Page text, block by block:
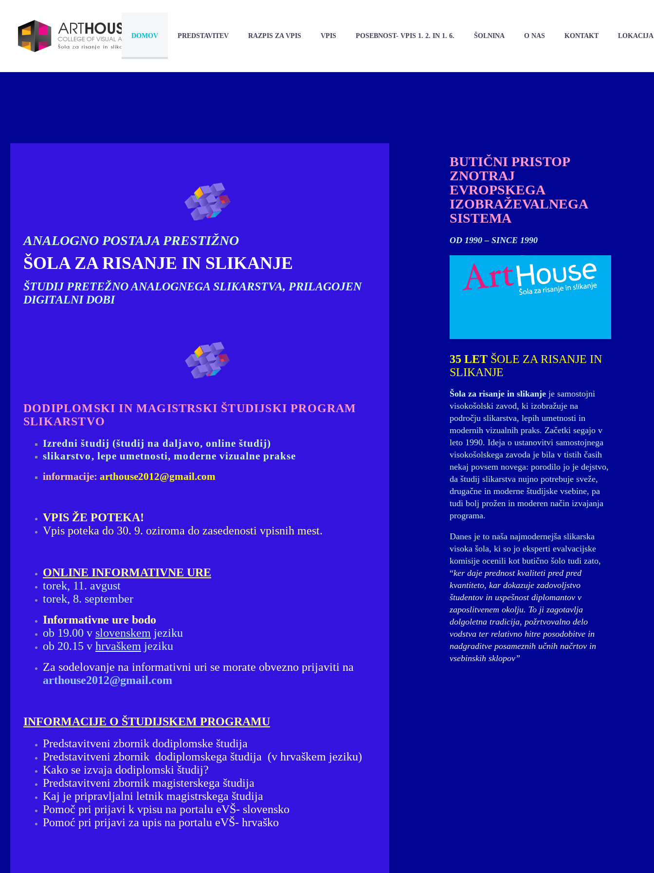
DOMOV PREDSTAVITEV RAZPIS ZA VPIS VPIS POSEBNOST- VPIS 1. 2. IN 1. 6. ŠOLNINA O NAS KONTAKT LOKACIJA
ANALOGNO POSTAJA PRESTIŽNO
ŠOLA ZA RISANJE IN SLIKANJE
ŠTUDIJ PRETEŽNO ANALOGNEGA SLIKARSTVA, PRILAGOJEN
DIGITALNI DOBI
DODIPLOMSKI IN MAGISTRSKI ŠTUDIJSKI PROGRAM
SLIKARSTVO
Izredni študij (študij na daljavo, online študij)
slikarstvo, lepe umetnosti, moderne vizualne prakse
informacije: arthouse2012@gmail.com
VPIS ŽE POTEKA!
Vpis poteka do 30. 9. oziroma do zasedenosti vpisnih mest.
ONLINE INFORMATIVNE URE
torek, 11. avgust
torek, 8. september
Informativne ure bodo
ob 19.00 v slovenskem jeziku
ob 20.15 v hrvaškem jeziku
Za sodelovanje na informativni uri se morate obvezno prijaviti na
arthouse2012@gmail.com
INFORMACIJE O ŠTUDIJSKEM PROGRAMU
Predstavitveni zbornik dodiplomske študija
Predstavitveni zbornik dodiplomskega študija (v hrvaškem jeziku)
Kako se izvaja dodiplomski študij?
Predstavitveni zbornik magisterskega študija
Kaj je pripravljalni letnik magistrskega študija
Pomoč pri prijavi k vpisu na portalu eVŠ- slovensko
Pomoć pri prijavi za upis na portalu eVŠ- hrvaško
BUTIČNI PRISTOP
ZNOTRAJ
EVROPSKEGA
IZOBRAŽEVALNEGA
SISTEMA
OD 1990 – SINCE 1990
35LET ŠOLE ZA RISANJE IN
SLIKANJE
Šola za risanje in slikanje je samostojni
visokošolski zavod, ki izobražuje na
področju slikarstva, lepih umetnosti in
modernih vizualnih praks. Začetki segajo v
leto 1990. Ideja o ustanovitvi samostojnega
visokošolskega zavoda je bila v tistih časih
nekaj povsem novega: porodilo jo je dejstvo,
da študij slikarstva nujno potrebuje sveže,
drugačne in moderne študijske vsebine, pa
tudi bolj prožen in moderen način izvajanja
programa.
Danes je to naša najmodernejša slikarska
visoka šola, ki so jo eksperti evalvacijske
komisije ocenili kot butično šolo tudi zato,
“ker daje prednost kvaliteti pred pred
kvantiteto, kar dokazuje zadovoljstvo
študentov in uspešnost diplomantov v
zaposlitvenem okolju. To ji zagotavlja
dolgoletna tradicija, požrtvovalno delo
vodstva ter relativno hitre posodobitve in
nadgraditve posameznih učnih načrtov in
vsebinskih sklopov”